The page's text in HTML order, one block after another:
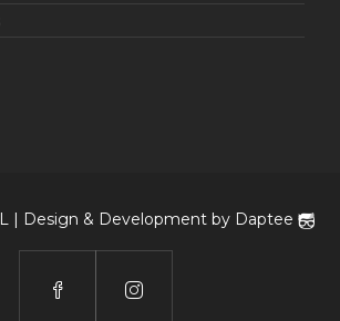
| Design & Development by Daptee